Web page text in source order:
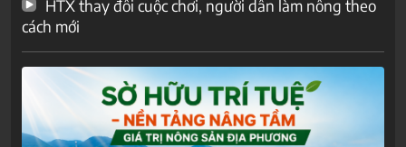
HTX thay đổi cuộc chơi, người dân làm nông theo
cách mới